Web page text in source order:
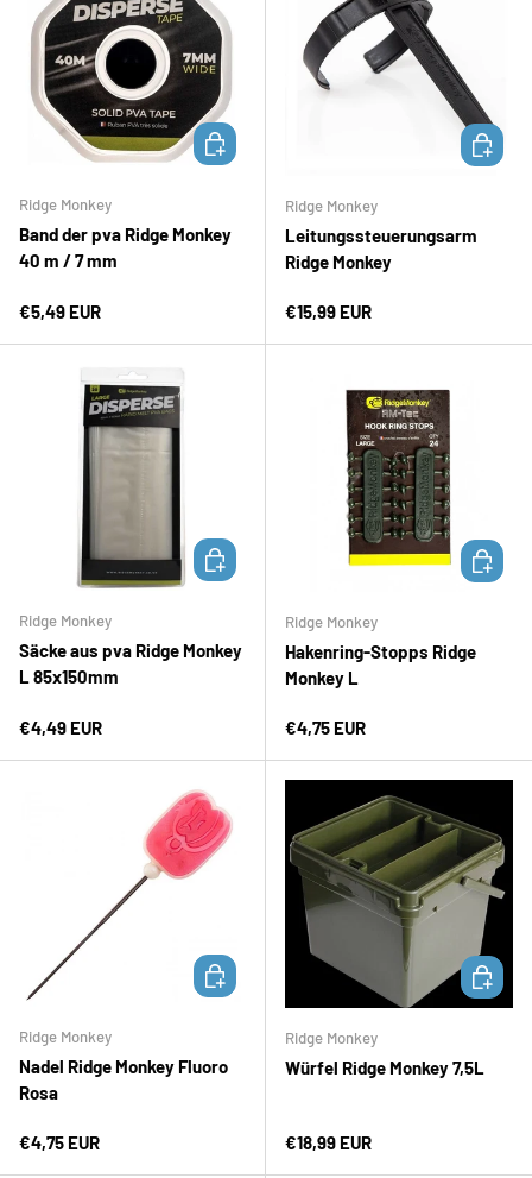
Ridge Monkey
Band der pva Ridge Monkey
40 m / 7 mm
Normaler Preis
€5,49 EUR
IN DEN WARENKORB
Ridge Monkey
Leitungssteuerungsarm
Ridge Monkey
Normaler Preis
€15,99 EUR
IN DEN
Ridge Monkey
Säcke aus pva Ridge Monkey
L 85x150mm
Normaler Preis
€4,49 EUR
IN DEN WARENKORB
Ridge Monkey
Hakenring-Stopps Ridge
Monkey L
Normaler Preis
€4,75 EUR
IN DEN
Ridge Monkey
Nadel Ridge Monkey Fluoro
Rosa
Normaler Preis
€4,75 EUR
IN DEN WARENKORB
Ridge Monkey
Würfel Ridge Monkey 7,5L
Normaler Preis
€18,99 EUR
IN DEN